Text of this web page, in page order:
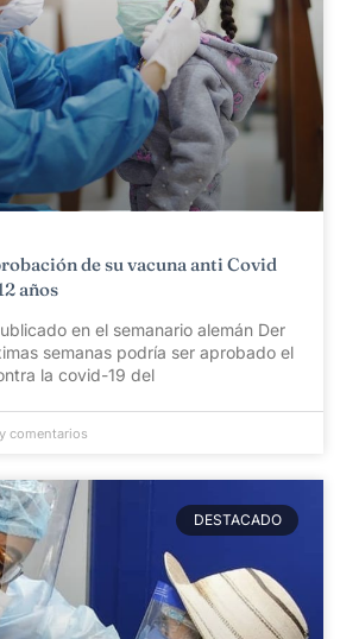
de su vacuna anti Covid
años
en el semanario alemán Der
semanas podría ser aprobado el
la covid-19 del
comentarios
DESTACADO